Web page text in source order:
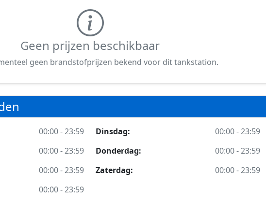
Geen prijzen beschikbaar
geen brandstofprijzen bekend voor dit tankstation.
00:00 - 23:59 Dinsdag:
00:00 - 23:59
00:00 - 23:59 Donderdag:
00:00 - 23:59
00:00 - 23:59 Zaterdag:
00:00 - 23:59
00:00 - 23:59